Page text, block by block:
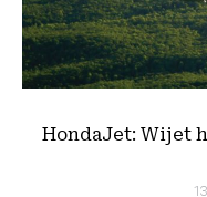
HondaJet: Wijet